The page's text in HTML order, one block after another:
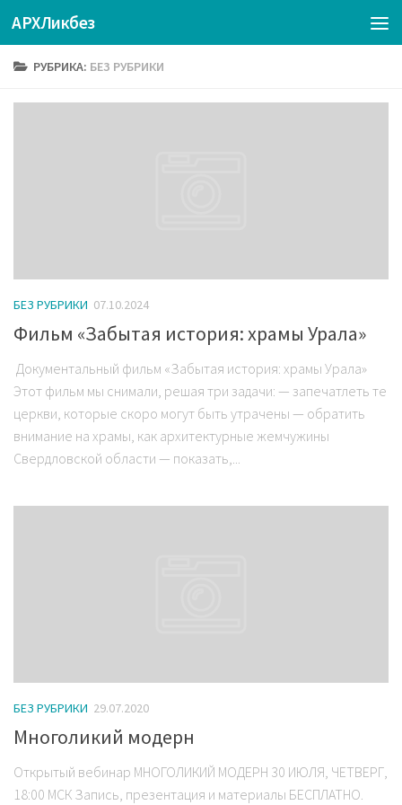
АРХЛикбез
РУБРИКА: БЕЗ РУБРИКИ
БЕЗ РУБРИКИ 07.10.2024
Фильм «Забытая история: храмы Урала»
Документальный фильм «Забытая история: храмы Урала»
Этот фильм мы снимали, решая три задачи: — запечатлеть те
церкви, которые скоро могут быть утрачены — обратить
внимание на храмы, как архитектурные жемчужины
Свердловской области — показать,...
БЕЗ РУБРИКИ 29.07.2020
Многоликий модерн
Открытый вебинар МНОГОЛИКИЙ МОДЕРН 30 ИЮЛЯ, ЧЕТВЕРГ,
18:00 МСК Запись, презентация и материалы БЕСПЛАТНО.